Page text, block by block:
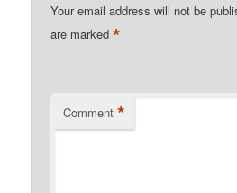
Your email address will not be
are marked*
Comment *